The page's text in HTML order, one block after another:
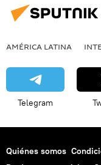
AMÉRICA LATINA
Telegram
Quiénes somos